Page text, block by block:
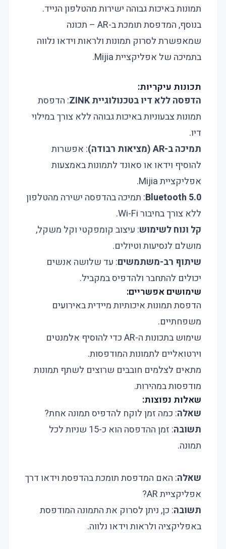
תמונות באיכות גבוהה ישירות מהטלפון הנייד.
בנוסף, המדפסת תומכת ב-AR – תכונה
שמאפשרת לסרוק תמונות ולראות וידאו נלווה
בתמיכה של אפליקציית Mijia.
תכונות עיקריות:
הדפסה ללא דיו בטכנולוגיית ZINK
: הדפסת
תמונות צבעוניות באיכות גבוהה ללא צורך במילוי
דיו.
תמיכה ב-AR (מציאות רבודה)
: אפשרות
להוסיף וידאו או סאונד לתמונות באמצעות
אפליקציית Mijia.
Bluetooth 5.0: תמיכה בהדפסה ישירה מהטלפון
ללא צורך בחיבור Wi-Fi.
קל ונוח לשימוש: עיצוב קומפקטי וקל משקל,
מושלם לנסיעות וטיולים.
שיתוף רב-משתמשים: עד שלושה אנשים
יכולים להתחבר ולהדפיס במקביל.
שימושים אפשריים:
הדפסת תמונות איכותיות מיידית באירועים
משפחתיים.
שימוש בתכונות ה-AR כדי להוסיף אלמנטים
וירטואליים לתמונות המודפסות.
מתאים לצלמים חובבים שרוצים לשתף תמונות
מודפסות במהירות.
שאלות נפוצות:
שאלה: כמה זמן לוקח להדפיס תמונה אחת?
תשובה
: זמן ההדפסה הוא כ-15 שניות לכל
תמונה.
שאלה: האם המדפסת תומכת בהדפסת וידאו דרך
אפליקציית AR?
תשובה: כן, ניתן לסרוק את התמונה המודפסת
באפליקציה ולראות וידאו נלווה.